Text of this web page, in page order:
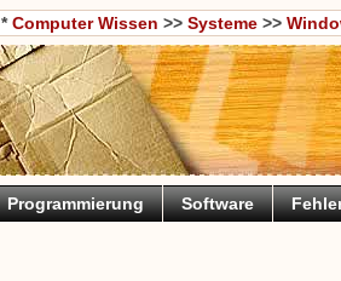
*Computer Wissen >> Systeme>>
Programmierung Software